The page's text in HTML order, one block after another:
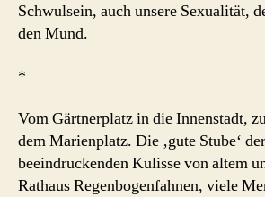
Schwulsein, auch unsere Sexualität,
den Mund.
*
Vom Gärtnerplatz in die Innenstadt,
dem Marienplatz. Die ‚gute Stube‘
beeindruckenden Kulisse von altem
Rathaus Regenbogenfahnen, viele